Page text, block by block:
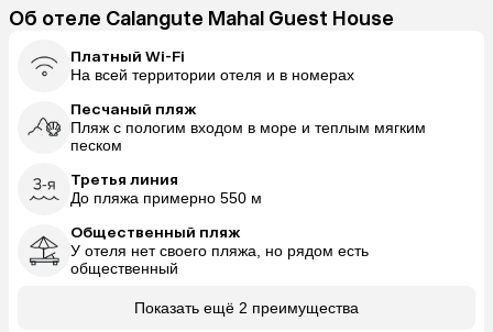
Об отеле Calangute Mahal Guest House
Платный Wi-Fi
На всей территории отеля и в номерах
Песчаный пляж
Пляж с пологим входом в море и теплым мягким
песком
Третья линия
До пляжа примерно 550 м
Общественный пляж
У отеля нет своего пляжа, но рядом есть
общественный
Показать ещё 2 преимущества